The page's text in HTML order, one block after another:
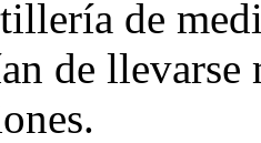
de
de